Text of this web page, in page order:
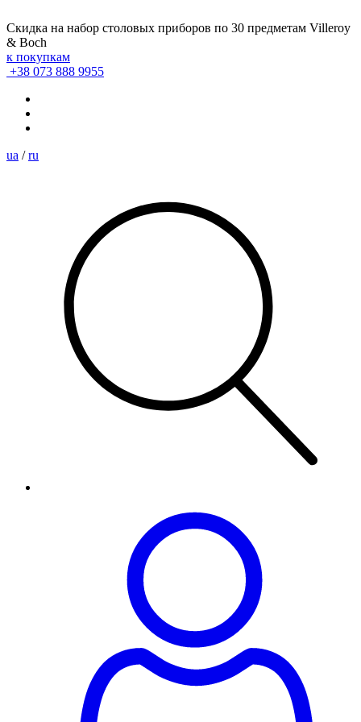
Скидка на набор столовых приборов по 30 предметам Villeroy
& Boch
к покупкам
+38 073 888 9955
ua / ru